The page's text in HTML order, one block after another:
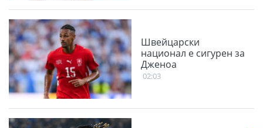
Швейцарски
национал е сигурен за
Дженоа
02:03